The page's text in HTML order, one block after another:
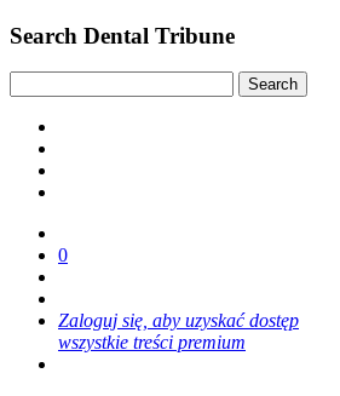
Search Dental Tribune
0
Zaloguj się, aby uzyskać dostęp
wszystkie treści premium